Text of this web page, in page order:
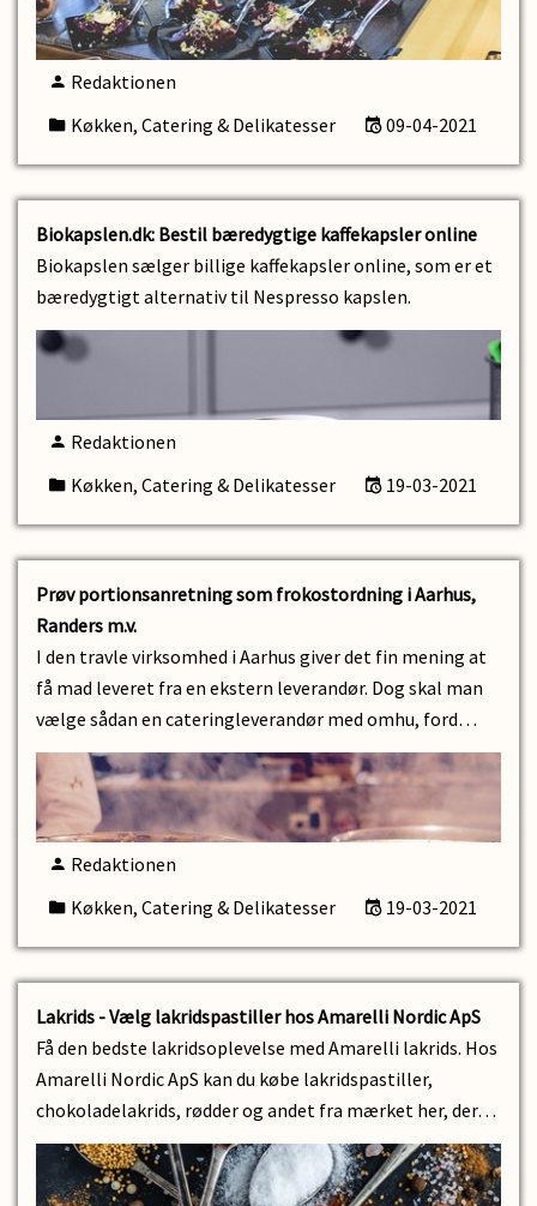
Redaktionen
Køkken, Catering & Delikatesser
09-04-2021
Biokapslen.dk: Bestil bæredygtige kaffekapsler online
Biokapslen sælger billige kaffekapsler online, som er et
bæredygtigt alternativ til Nespresso kapslen.
Redaktionen
Køkken, Catering & Delikatesser
19-03-2021
Prøv portionsanretning som frokostordning i Aarhus,
Randers m.v.
I den travle virksomhed i Aarhus giver det fin mening at
få mad leveret fra en ekstern leverandør. Dog skal man
vælge sådan en cateringleverandør med omhu, ford…
Redaktionen
Køkken, Catering & Delikatesser
19-03-2021
Lakrids - Vælg lakridspastiller hos Amarelli Nordic ApS
Få den bedste lakridsoplevelse med Amarelli lakrids. Hos
Amarelli Nordic ApS kan du købe lakridspastiller,
chokoladelakrids, rødder og andet fra mærket her, der…